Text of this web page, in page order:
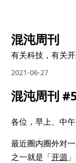
混沌周刊
有关科技，有关
2021-06-27
混沌周刊
各位，早上、中午
最近圈内圈外对
之一就是「开源